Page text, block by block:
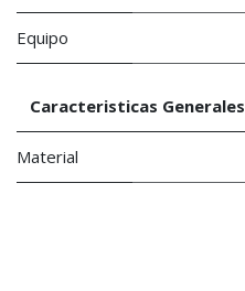
Equipo
Caracteristicas Generales
Material